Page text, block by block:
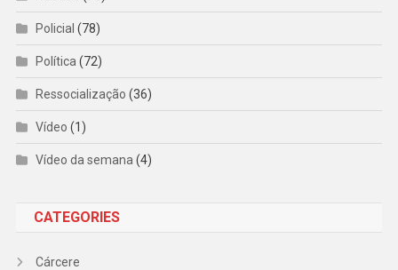
Policial (78)
Política (72)
Ressocialização (36)
Vídeo (1)
Vídeo da semana (4)
CATEGORIES
Cárcere